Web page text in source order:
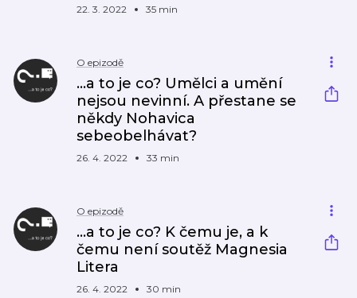
22. 3. 2022 35 min
O epizodě
...a to je co? Umělci a umění
nejsou nevinní. A přestane se
někdy Nohavica
sebeobelhávat?
26. 4. 2022 33 min
O epizodě
...a to je co? K čemu je, a k
čemu není soutěž Magnesia
Litera
26. 4. 2022 30 min